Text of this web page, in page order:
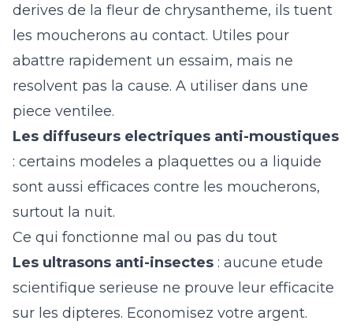
derives de la fleur de chrysantheme, ils tuent
les moucherons au contact. Utiles pour
abattre rapidement un essaim, mais ne
resolvent pas la cause. A utiliser dans une
piece ventilee.
Les diffuseurs electriques anti-moustiques
: certains modeles a plaquettes ou a liquide
sont aussi efficaces contre les moucherons,
surtout la nuit.
Ce qui fonctionne mal ou pas du tout
Les ultrasons anti-insectes : aucune etude
scientifique serieuse ne prouve leur efficacite
sur les dipteres. Economisez votre argent.